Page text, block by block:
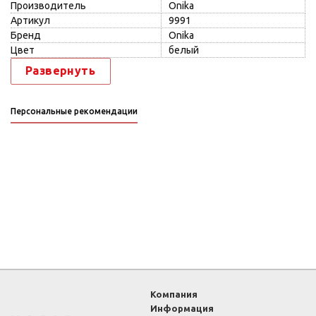
Производитель
Onika
Артикул
9991
Бренд
Onika
Цвет
белый
Развернуть
Персональные рекомендации
Компания
Информация